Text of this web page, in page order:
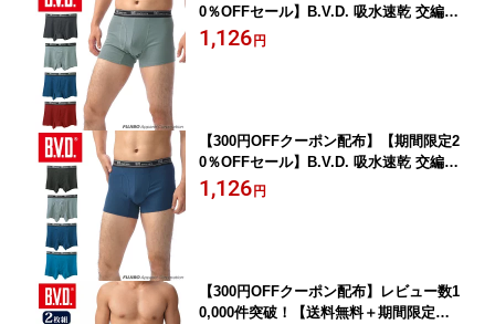
0％OFFセール】B.V.D. 吸水速乾 交編フ
ライス ボクサーパンツ 前あき M/L/LL
男性下着 肌着 アンダーウェア インナー
1,126 円
【300円OFFクーポン配布】【期間限定2
0％OFFセール】B.V.D. 吸水速乾 交編針
抜フライス ボクサーパンツ (前あき) M/
L/LL 男性下着 肌着 アンダーウェア イ
1,126 円
【300円OFFクーポン配布】レビュー数1
0,000件突破！【送料無料＋期間限定セ